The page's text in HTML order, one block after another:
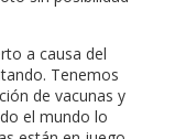
a causa del
Tenemos
de vacunas y
el mundo lo